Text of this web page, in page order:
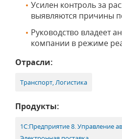
Усилен контроль за
выявляются причины
Руководство владеет
компании в режиме
Отрасли:
Транспорт, Логистика
Продукты:
1С:Предприятие 8. Управление